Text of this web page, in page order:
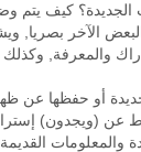
كيف يتم
الآخر بصريا,
والمعرفة, وكذلك
أو حفظها عن
عن (ويجدون)
والمعلومات